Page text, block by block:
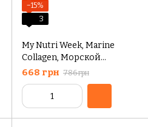
−15%
3
My Nutri Week, Marine
Collagen, Морской
коллаген, 2000 мг, 120
капсул
668 грн 786 грн